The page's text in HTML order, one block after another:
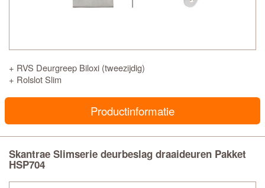
+ RVS Deurgreep Biloxi (tweezijdig)
+ Rolslot Slim
Productinformatie
Skantrae Slimserie deurbeslag draaideuren Pakket
HSP704